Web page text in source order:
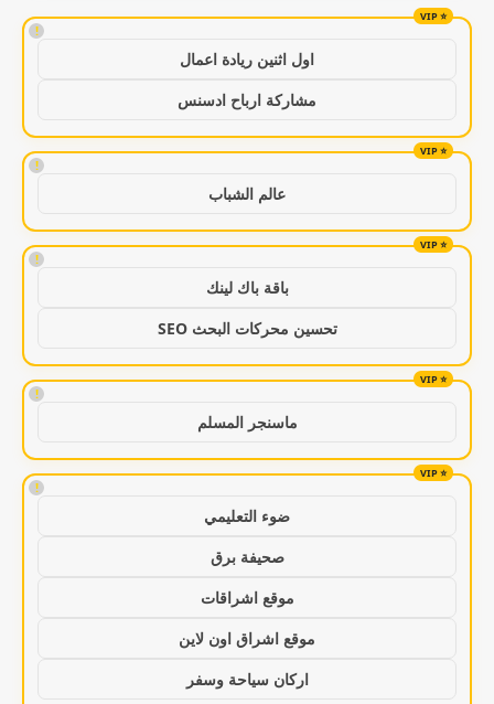
!
اول اثنين ريادة اعمال
مشاركة ارباح ادسنس
!
عالم الشباب
!
باقة باك لينك
تحسين محركات البحث SEO
!
ماسنجر المسلم
!
ضوء التعليمي
صحيفة برق
موقع اشراقات
موقع اشراق اون لاين
اركان سياحة وسفر